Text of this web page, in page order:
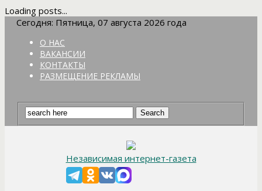
Loading posts...
Сегодня: Пятница, 07 августа 2026 года
О НАС
ВАКАНСИИ
КОНТАКТЫ
РАЗМЕЩЕНИЕ РЕКЛАМЫ
Независимая интернет-газета